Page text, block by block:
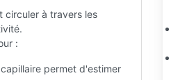
circuler à travers les
:
permet d'estimer